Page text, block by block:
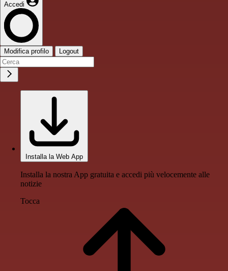
Accedi
Modifica profilo Logout
Installa la Web App
Installa la nostra App gratuita e accedi più velocemente alle
notizie
Tocca